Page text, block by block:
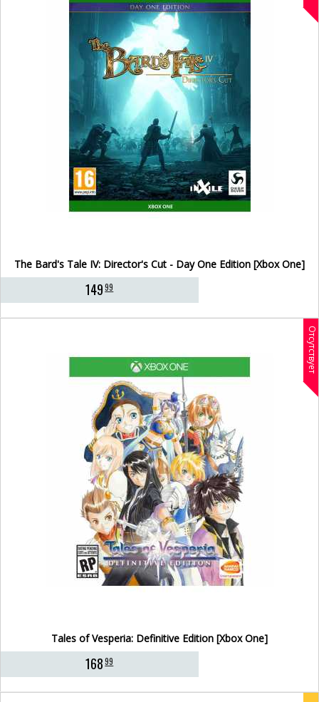
The Bard's Tale IV: Director's Cut - Day One Edition [Xbox One]
14999
Отсутствует
Tales of Vesperia: Definitive Edition [Xbox One]
16899